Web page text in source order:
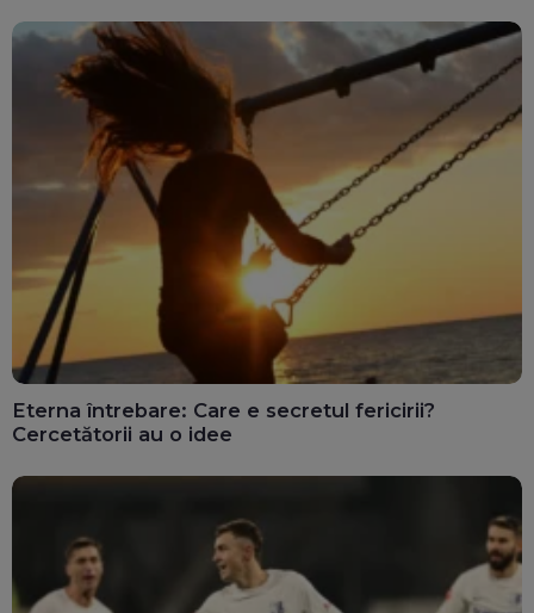
Eterna întrebare: Care e secretul fericirii?
Cercetătorii au o idee